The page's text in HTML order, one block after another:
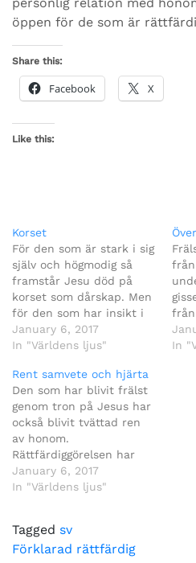
öppen för de som är
Share this:
Facebook X
Like this:
Korset
För den som är stark i sig
själv och högmodig så
framstår Jesu död på
korset som dårskap. Men
för den som har insikt i
sin egen svaghet och får
erfara vad Gud har gjort
frälsning.
January 6, 2017
In "Världens ljus"
och
In
Rent samvete och hjärta
Den som har blivit frälst
genom tron på Jesus har
också blivit tvättad ren
av honom.
Rättfärdiggörelsen har
också med sig att vi blir
tvättade rena från vår
January 6, 2017
In "Världens ljus"
Tagged sv
Post
Förklarad rättfärdig